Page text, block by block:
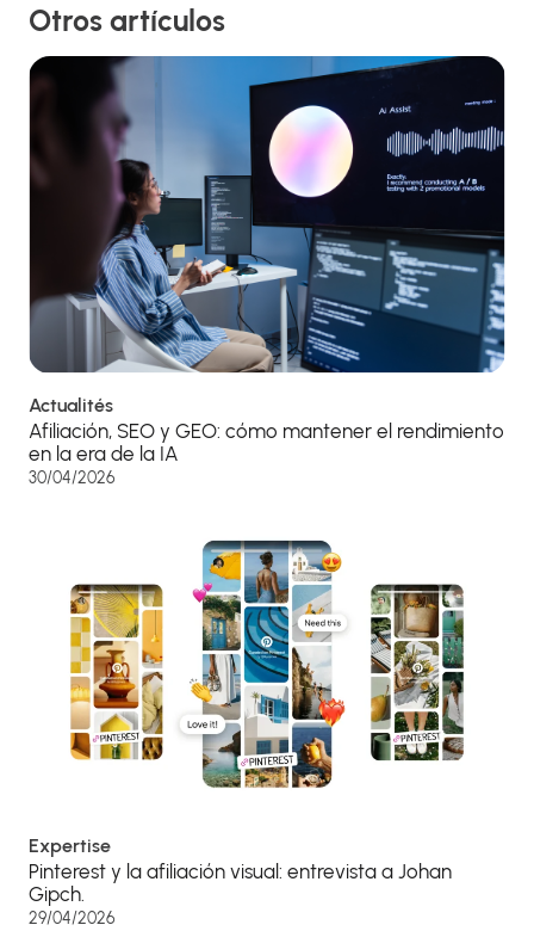
Otros artículos
Actualités
Afiliación, SEO y GEO: cómo mantener el rendimiento
en la era de la IA
30/04/2026
Expertise
Pinterest y la afiliación visual: entrevista a Johan
Gipch.
29/04/2026